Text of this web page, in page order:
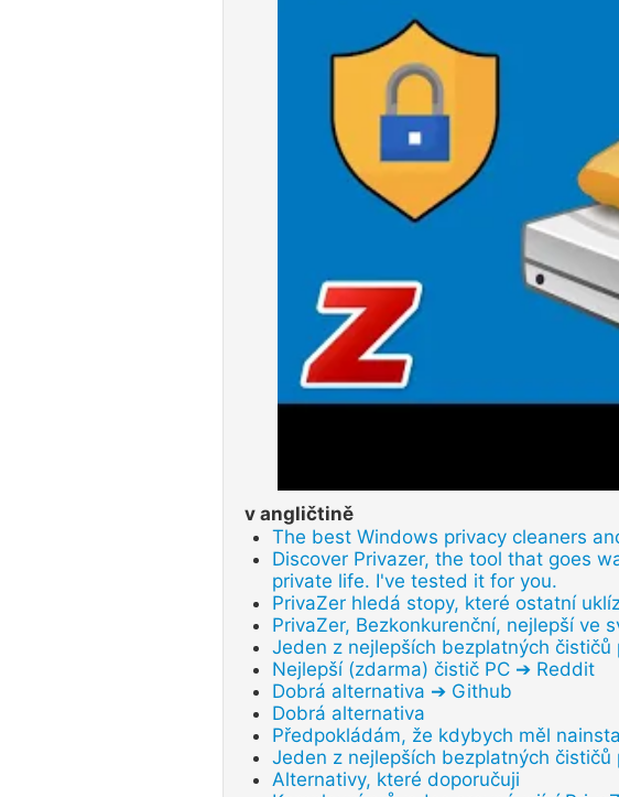
v angličtině
The best Windows privacy cleaners
Discover Privazer, the tool that goes
private life. I've tested it for you.
PrivaZer hledá stopy, které ostatní
PrivaZer, Bezkonkurenční, nejlepší ve
Jeden z nejlepších bezplatných čističů
Nejlepší (zdarma) čistič PC ➔ Reddit
Dobrá alternativa ➔ Github
Dobrá alternativa
Předpokládám, že kdybych měl
Jeden z nejlepších bezplatných čističů
Alternativy, které doporučuji